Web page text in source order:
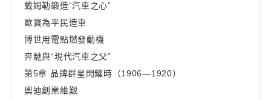
戴姆勒鍛造“汽車之心”
歐寶為平民造車
博世用電點燃發動機
奔馳與“現代汽車之父”
第5章 品牌群星閃耀時（1906—1920）
奧迪創業維艱